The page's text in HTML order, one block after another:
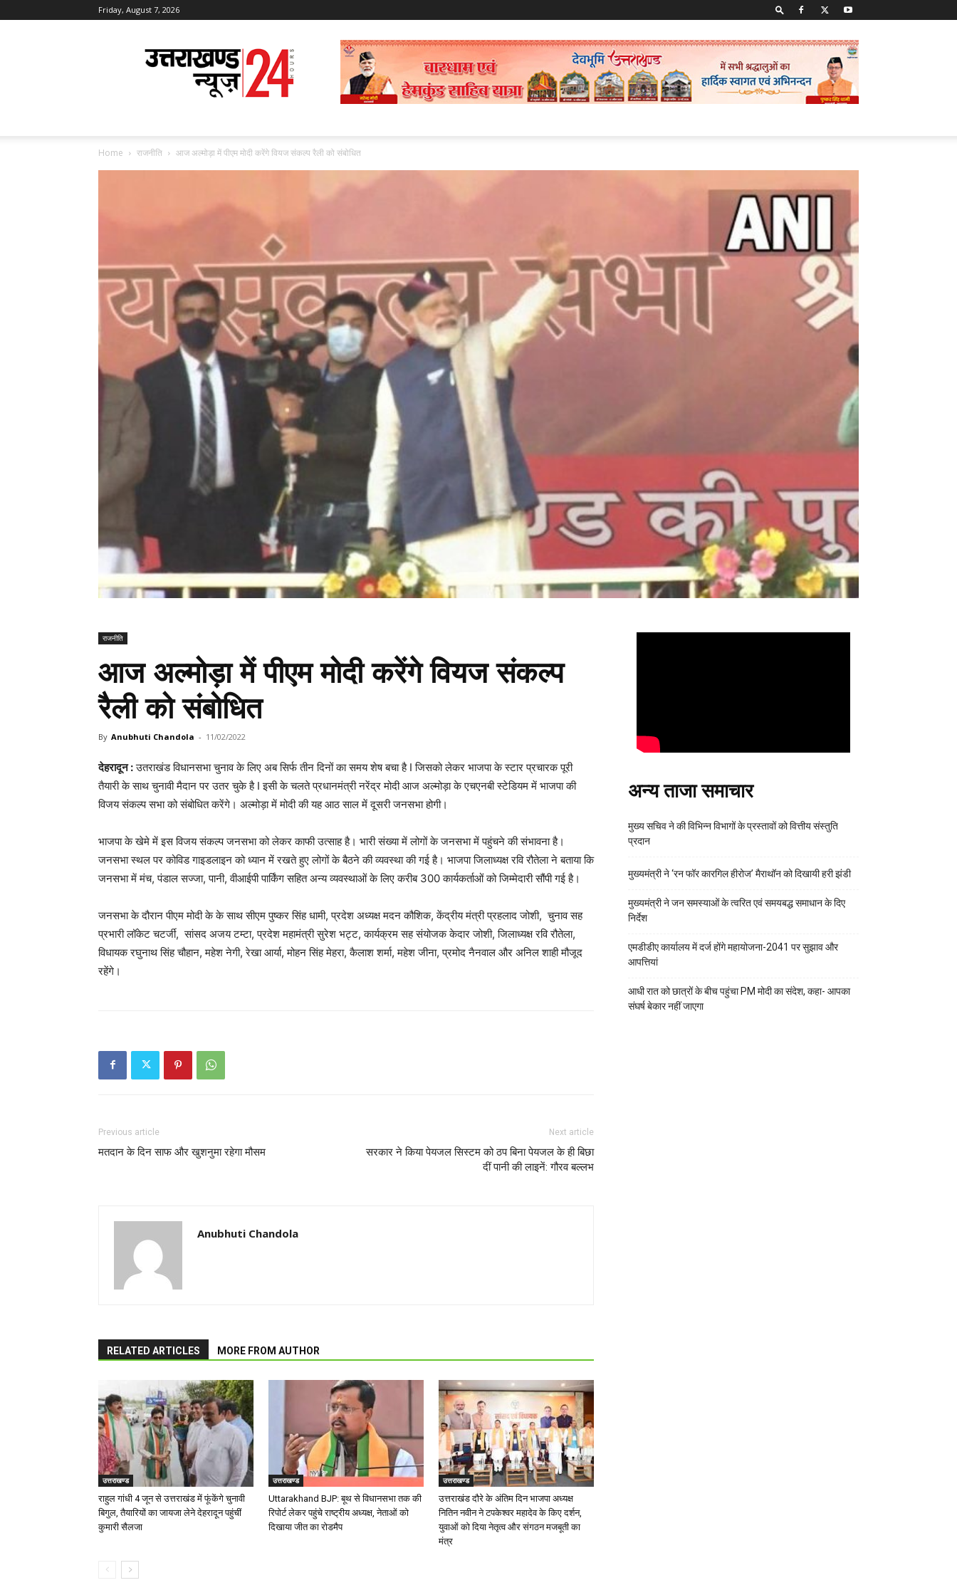
Friday, August 7, 2026
Uttarakhand
News
24
Home राजनीति आज अल्मोड़ा में पीएम मोदी करेंगे वियज संकल्प रैली को संबोधित
राजनीति
आज अल्मोड़ा में पीएम मोदी करेंगे वियज संकल्प
रैली को संबोधित
By Anubhuti Chandola - 11/02/2022
देहरादून :उतराखंड विधानसभा चुनाव के लिए अब सिर्फ तीन दिनों का समय शेष बचा है I जिसको लेकर भाजपा के स्टार प्रचारक पूरी
तैयारी के साथ चुनावी मैदान पर उतर चुके है I इसी के चलते प्रधानमंत्री नरेंद्र मोदी आज अल्मोड़ा के एचएनबी स्टेडियम में भाजपा की
विजय संकल्प सभा को संबोधित करेंगे। अल्मोड़ा में मोदी की यह आठ साल में दूसरी जनसभा होगी।
भाजपा के खेमे में इस विजय संकल्प जनसभा को लेकर काफी उत्साह है। भारी संख्या में लोगों के जनसभा में पहुंचने की संभावना है।
जनसभा स्थल पर कोविड गाइडलाइन को ध्यान में रखते हुए लोगों के बैठने की व्यवस्था की गई है। भाजपा जिलाध्यक्ष रवि रौतेला ने बताया कि
जनसभा में मंच, पंडाल सज्जा, पानी, वीआईपी पार्किंग सहित अन्य व्यवस्थाओं के लिए करीब 300 कार्यकर्ताओं को जिम्मेदारी सौंपी गई है।
जनसभा के दौरान पीएम मोदी के के साथ सीएम पुष्कर सिंह धामी, प्रदेश अध्यक्ष मदन कौशिक, केंद्रीय मंत्री प्रहलाद जोशी, चुनाव सह
प्रभारी लॉकेट चटर्जी, सांसद अजय टम्टा, प्रदेश महामंत्री सुरेश भट्ट, कार्यक्रम सह संयोजक केदार जोशी, जिलाध्यक्ष रवि रौतेला,
विधायक रघुनाथ सिंह चौहान, महेश नेगी, रेखा आर्या, मोहन सिंह मेहरा, कैलाश शर्मा, महेश जीना, प्रमोद नैनवाल और अनिल शाही मौजूद
रहेंगे।
Previous article
मतदान के दिन साफ और खुशनुमा रहेगा मौसम
Next article
सरकार ने किया पेयजल सिस्टम को ठप बिना पेयजल के ही बिछा
दीं पानी की लाइनें: गौरव बल्लभ
Anubhuti Chandola
RELATED ARTICLES MORE FROM AUTHOR
उत्तराखण्ड
राहुल गांधी 4 जून से उत्तराखंड में फूंकेंगे चुनावी
बिगुल, तैयारियों का जायजा लेने देहरादून पहुंचीं
कुमारी सैलजा
उत्तराखण्ड
Uttarakhand BJP: बूथ से विधानसभा तक की
रिपोर्ट लेकर पहुंचे राष्ट्रीय अध्यक्ष, नेताओं को
दिखाया जीत का रोडमैप
उत्तराखण्ड
उत्तराखंड दौरे के अंतिम दिन भाजपा अध्यक्ष
नितिन नवीन ने टपकेश्वर महादेव के किए दर्शन,
युवाओं को दिया नेतृत्व और संगठन मजबूती का
मंत्र
अन्य ताजा समाचार
मुख्य सचिव ने की विभिन्न विभागों के प्रस्तावों को वित्तीय संस्तुति
प्रदान
मुख्यमंत्री ने ‘रन फॉर कारगिल हीरोज’ मैराथॉन को दिखायी हरी झंडी
मुख्यमंत्री ने जन समस्याओं के त्वरित एवं समयबद्ध समाधान के दिए
निर्देश
एमडीडीए कार्यालय में दर्ज होंगे महायोजना-2041 पर सुझाव और
आपत्तियां
आधी रात को छात्रों के बीच पहुंचा PM मोदी का संदेश, कहा- आपका
संघर्ष बेकार नहीं जाएगा